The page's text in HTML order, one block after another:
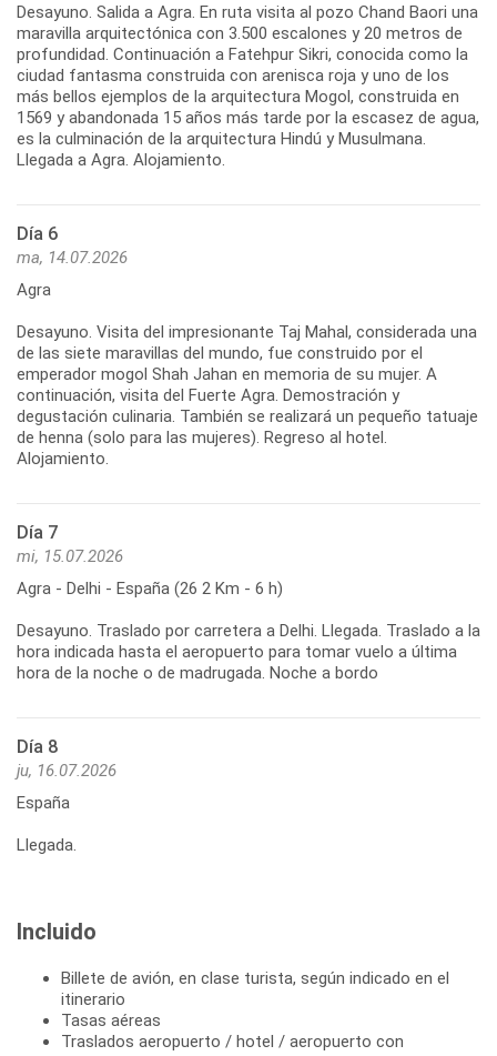
Desayuno. Salida a Agra. En ruta visita al pozo Chand Baori una
maravilla arquitectónica con 3.500 escalones y 20 metros de
profundidad. Continuación a Fatehpur Sikri, conocida como la
ciudad fantasma construida con arenisca roja y uno de los
más bellos ejemplos de la arquitectura Mogol, construida en
1569 y abandonada 15 años más tarde por la escasez de agua,
es la culminación de la arquitectura Hindú y Musulmana.
Llegada a Agra. Alojamiento.
Día 6
ma, 14.07.2026
Agra
Desayuno. Visita del impresionante Taj Mahal, considerada una
de las siete maravillas del mundo, fue construido por el
emperador mogol Shah Jahan en memoria de su mujer. A
continuación, visita del Fuerte Agra. Demostración y
degustación culinaria. También se realizará un pequeño tatuaje
de henna (solo para las mujeres). Regreso al hotel.
Alojamiento.
Día 7
mi, 15.07.2026
Agra - Delhi - España (26 2 Km - 6 h)
Desayuno. Traslado por carretera a Delhi. Llegada. Traslado a la
hora indicada hasta el aeropuerto para tomar vuelo a última
hora de la noche o de madrugada. Noche a bordo
Día 8
ju, 16.07.2026
España
Llegada.
Incluido
Billete de avión, en clase turista, según indicado en el
itinerario
Tasas aéreas
Traslados aeropuerto / hotel / aeropuerto con